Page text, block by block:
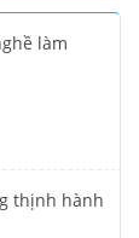
làm
thịnh hành